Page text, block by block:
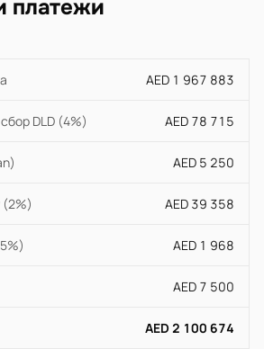
платежи
AED 1 967 883
DLD (4%) AED 78 715
AED 5 250
(2%) AED 39 358
AED 1 968
AED 7 500
AED 2 100 674